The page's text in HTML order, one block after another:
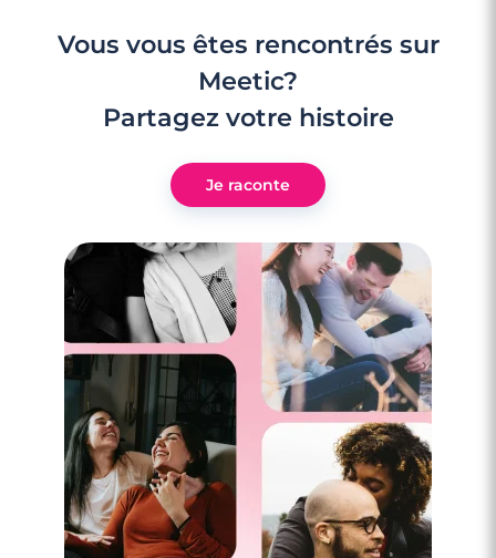
Rencontre à Soustons
Vous vous êtes rencontrés sur
Meetic?
Partagez votre histoire
Je raconte